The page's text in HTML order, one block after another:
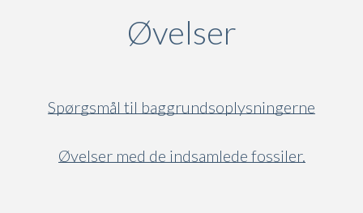
Øvelser
Spørgsmål til baggrundsoplysningerne
Øvelser med de indsamlede fossiler.